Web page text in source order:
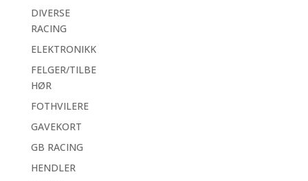
DIVERSE
RACING
ELEKTRONIKK
FELGER/TILBE
HØR
FOTHVILERE
GAVEKORT
GB RACING
HENDLER